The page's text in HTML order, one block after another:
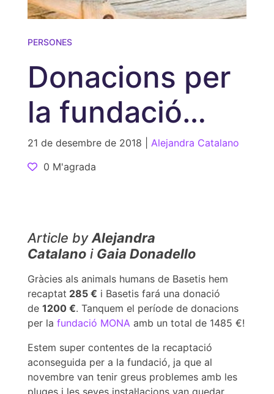
PERSONES
Donacions per
la fundació
MONA
21 de desembre de 2018 | Alejandra Catalano
0 M'agrada
Article byAlejandra
Catalanoi Gaia Donadello
Gràcies als animals humans de Basetis hem
recaptat 285 € i Basetis fará una donació
de 1200 €. Tanquem el període de donacions
per la fundació MONAamb un total de 1485 €!
Estem super contentes de la recaptació
aconseguida per a la fundació, ja que al
novembre van tenir greus problemes amb les
pluges i les seves instal·lacions van quedar